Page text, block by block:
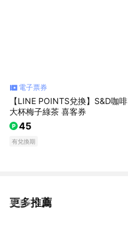
電子票券
【LINE POINTS兌換】S&D咖啡
大杯梅子綠茶 喜客券
45
有兌換期
更多推薦
看更多